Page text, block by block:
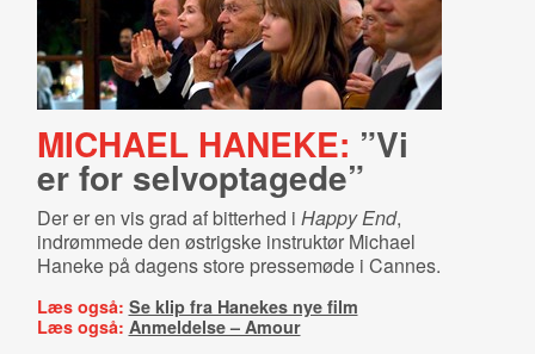
MICHAEL HANEKE: ”Vi
er for selvoptagede”
Der er en vis grad af bitterhed i Happy End,
indrømmede den østrigske instruktør Michael
Haneke på dagens store pressemøde i Cannes.
Læs også: Se klip fra Hanekes nye film
Læs også: Anmeldelse – Amour